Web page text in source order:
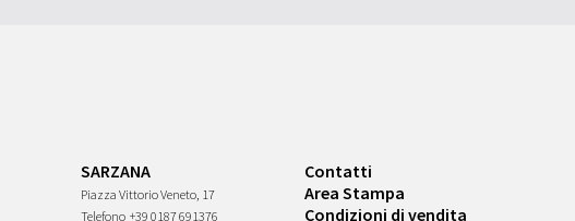
SARZANA
Piazza Vittorio Veneto, 17
Telefono +39 0187 691376
Contatti
Area Stampa
Condizioni di vendita